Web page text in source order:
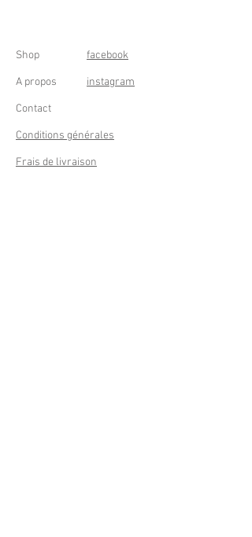
Shop
A propos
Contact
Conditions générales
Frais de livraison
facebook
instagram